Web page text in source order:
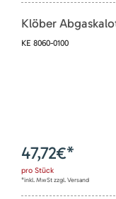
Klöber
KE 8060-0100
47,72€*
pro Stück
*inkl. MwSt zzgl. Versand